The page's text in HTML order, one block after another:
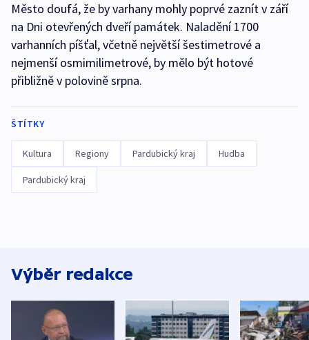
Město doufá, že by varhany mohly poprvé zaznít v září
na Dni otevřených dveří památek. Naladění 1700
varhanních píšťal, včetně největší šestimetrové a
nejmenší osmimilimetrové, by mělo být hotové
přibližně v polovině srpna.
ŠTÍTKY
Kultura Regiony Pardubický kraj Hudba
Pardubický kraj
Výběr redakce